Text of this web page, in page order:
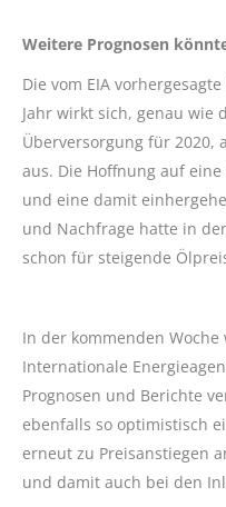
Weitere Prognosen
Die vom EIA
Jahr wirkt sich, genau wie
Überversorgung für 2020,
aus. Die Hoffnung auf
und eine damit
und Nachfrage hatte in
schon für steigende
In der kommenden
Internationale
Prognosen und Berichte
ebenfalls so optimistisch
erneut zu Preisanstiegen
und damit auch bei den